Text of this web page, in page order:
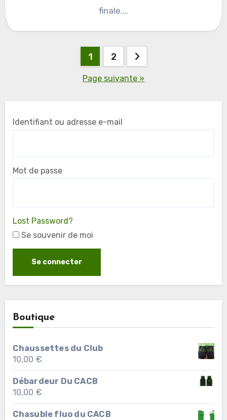
finale.…
1 2
Page suivante »
Identifiant ou adresse e-mail
Mot de passe
Lost Password?
Se souvenir de moi
Boutique
Chaussettes du Club
10,00 €
Débardeur Du CACB
10,00 €
Chasuble fluo du CACB